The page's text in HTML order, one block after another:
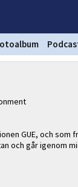
GUE, och som
och går igenom